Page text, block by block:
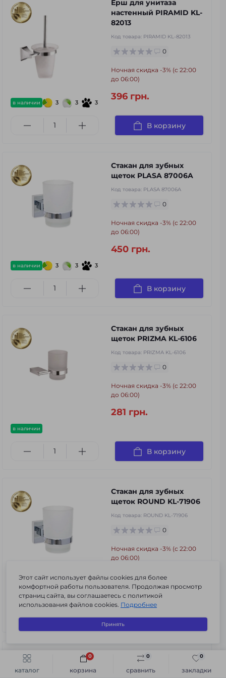
каталог сравнить
0
закладки
0
корзина
0
Быстрый заказ В корзину
в наличии 3 3 3
Ёрш для унитаза
настенный PIRAMID KL-
82013
Код товара: PIRAMID KL-82013
0
Ночная скидка -3% (с 22:00
до 06:00)
396 грн.
В корзину
в наличии 3 3 3
Стакан для зубных
щеток PLASA 87006A
Код товара: PLASA 87006A
0
Ночная скидка -3% (с 22:00
до 06:00)
450 грн.
В корзину
в наличии
Стакан для зубных
щеток PRIZMA KL-6106
Код товара: PRIZMA KL-6106
0
Ночная скидка -3% (с 22:00
до 06:00)
281 грн.
В корзину
в наличии
Стакан для зубных
щеток ROUND KL-71906
Код товара: ROUND KL-71906
0
Ночная скидка -3% (с 22:00
до 06:00)
192 грн.
Держатель для
полотенца 1-й EPIC KL-
93605
Этот сайт использует файлы cookies для более
комфортной работы пользователя. Продолжая просмотр
страниц сайта, вы соглашаетесь с политикой
использования файлов cookies. Подробнее
Принять